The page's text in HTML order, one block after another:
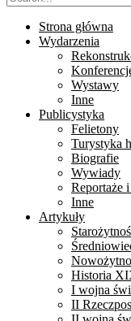
Strona główna
Wydarzenia
Wystawy
Inne
Publicystyka
Felietony
Turystyka
Biografie
Wywiady
Reportaże
Inne
Artykuły
Historia
I wojna
II